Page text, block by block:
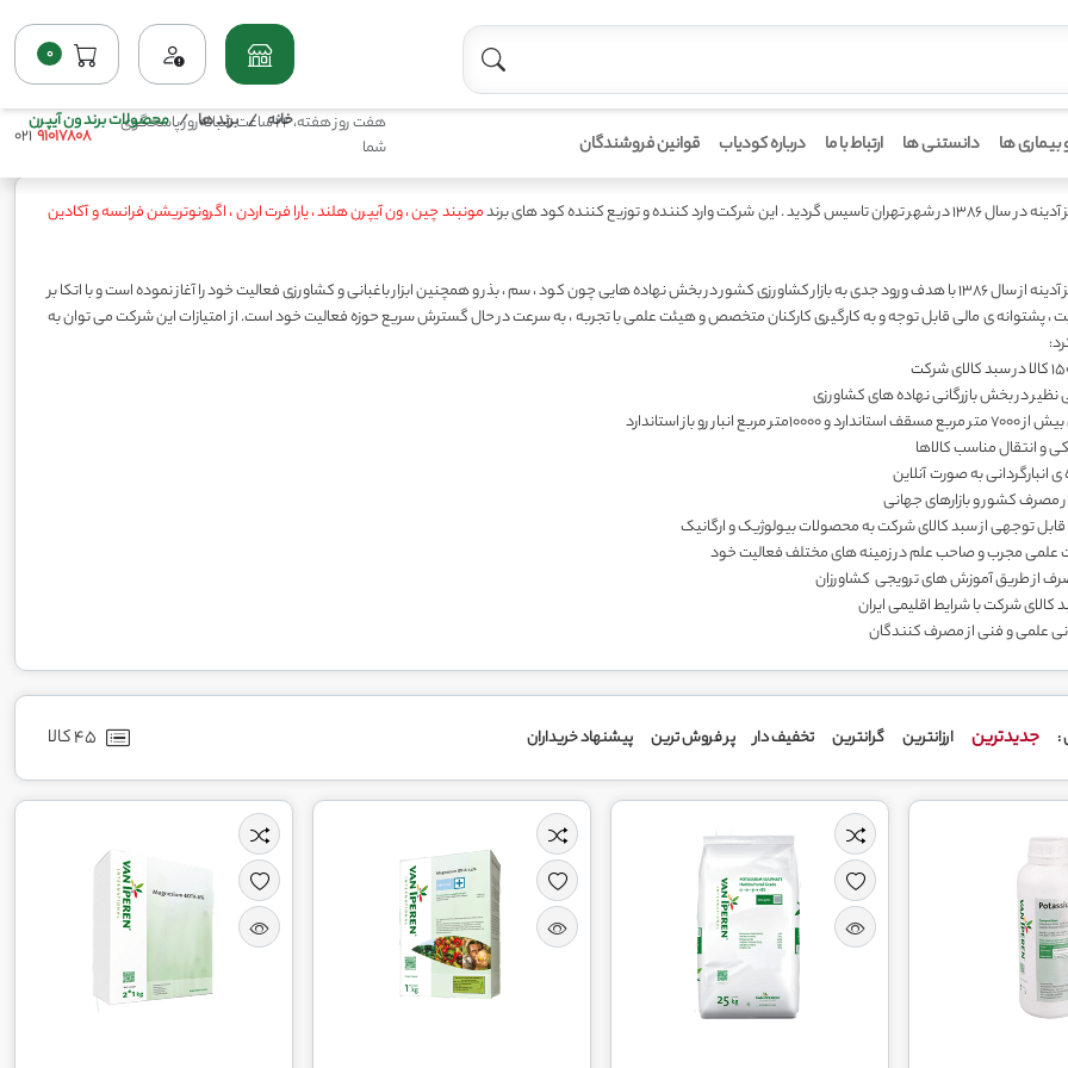
0
بیماری ها دانستنی ها ارتباط با ما درباره کودیاب قوانین فروشندگان
هفت روز هفته، 24 ساعت شبانه‌روز پاسخگوی
شما
91017808
021
خانه برند ها محصولات برند ون آیپرن
این شرکت وارد کننده و توزیع کننده کود های برند
مونبند چین ، ون آیپرن هلند ، یارا فرت اردن ، اگرونوتریشن فرانسه و آکادین
شرکت آرمان سبز آدینه از سال 1386 با هدف ورود جدی به بازار کشاورزی کشور در بخش نهاده هایی چون کود ، سم ، بذر و همچنین ابزار باغبانی و کشاورزی فعالیت خود را آغاز نموده است و با اتکا بر
، پشتوانه ی مالی قابل توجه و به کارگیری کارکنان متخصص و هیئت علمی با تجربه ، به سرعت در حال گسترش سریع حوزه فعالیت خود است. از امتیازات این شرکت می توان به
نظیر در بخش بازرگانی نهاده های کشاورزی
مربع انبار رو باز استاندارد
و انتقال مناسب کالاها
انبارگردانی به صورت آنلاین
مصرف کشور و بازارهای جهانی
توجهی از سبد کالای شرکت به محصولات بیولوژیک و ارگانیک
علمی مجرب و صاحب علم در زمینه های مختلف فعالیت خود
از طریق آموزش های ترویجی کشاورزان
کالای شرکت با شرایط اقلیمی ایران
علمی و فنی از مصرف کنندگان
: جدیدترین ارزانترین گرانترین تخفیف دار پر فروش ترین پیشنهاد خریداران 45 کالا